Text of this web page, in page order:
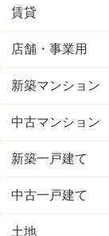
賃貸
店舗・事業用
新築マンション
中古マンション
新築一戸建て
中古一戸建て
土地